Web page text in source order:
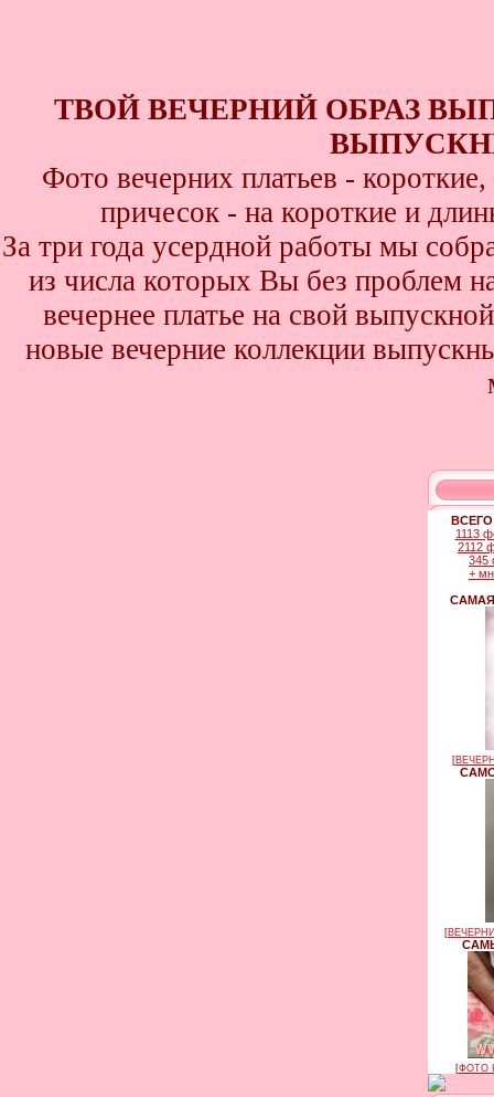
ТВОЙ ВЕЧЕРНИЙ ОБРАЗ
Фото вечерних платьев -
причесок - на короткие и
За три года усердной работы мы
из числа которых Вы без проблем
вечернее платье на свой
новые вечерние коллекции
1113
2112
345
+
[
[
[ФОТО